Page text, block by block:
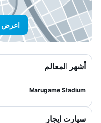
اعرض
أشهر المعالم
Marugame Stadium
سيارت ايجار